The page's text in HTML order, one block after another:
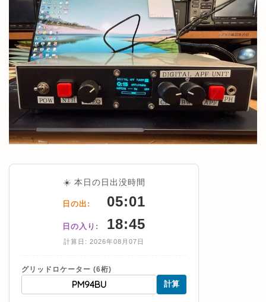
☀️ 本日の日出没時間
日の出: 05:01
日の入り: 18:45
計算日: 2026年08月07日
グリッドロケーター (6桁)
計算